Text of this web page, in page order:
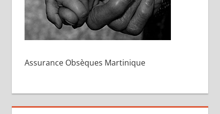
Assurance Obsèques Martinique